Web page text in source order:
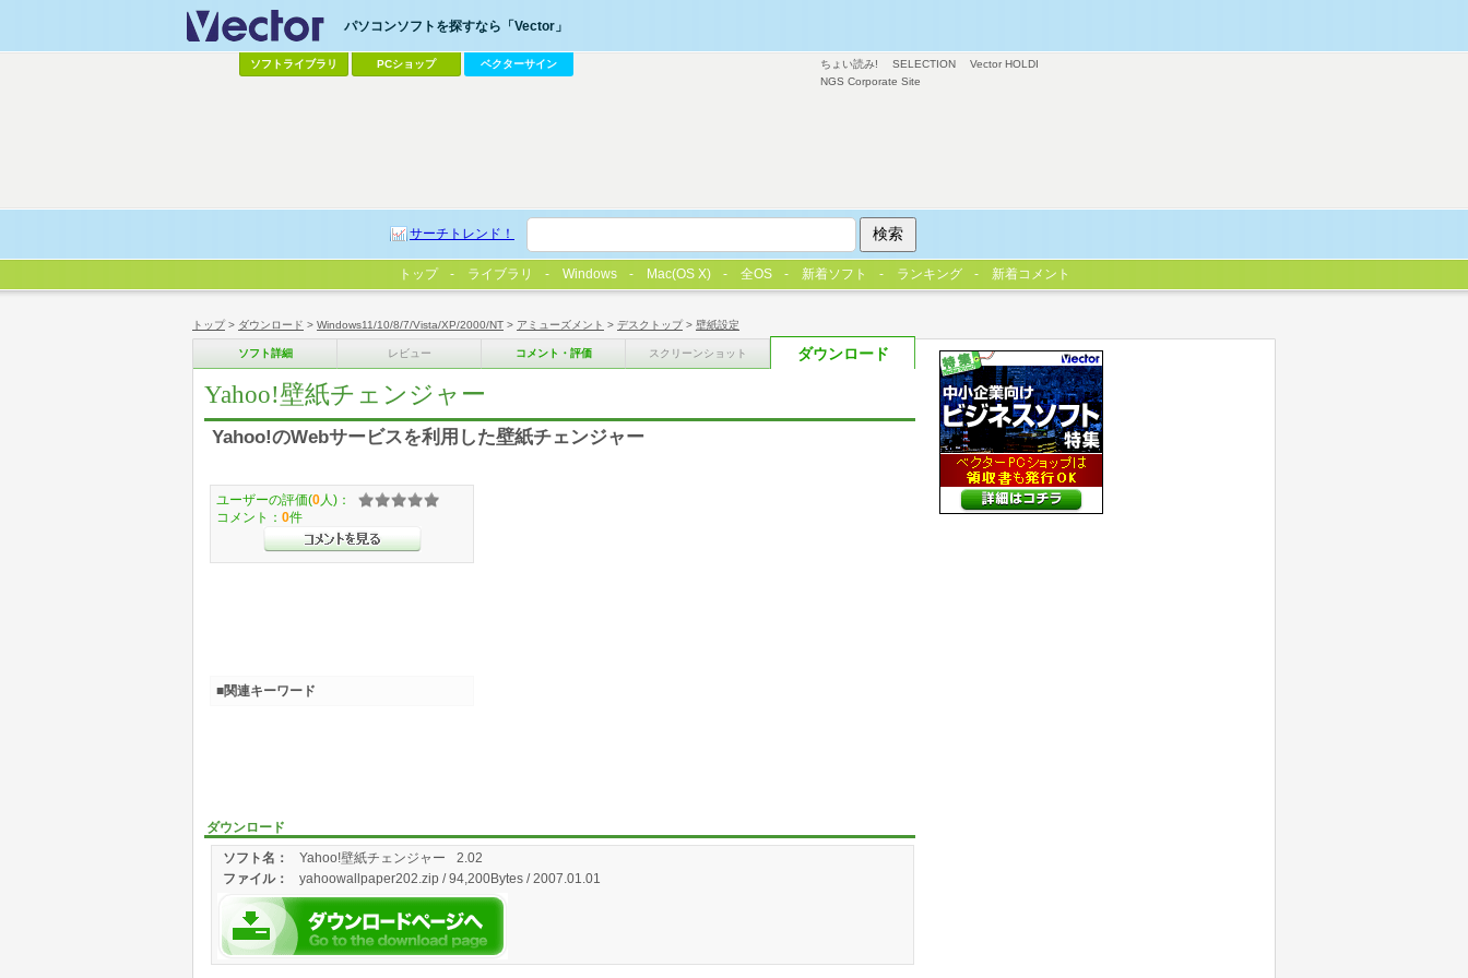
トップ> ダウンロード > Windows11/10/8/7/Vista/XP/2000/NT > アミューズメント > デスクトップ> 壁紙設定
ソフト詳細 レビュー コメント・評価 スクリーンショット ダウンロード
Yahoo!壁紙チェンジャー
Yahoo!のWebサービスを利用した壁紙チェンジャー
ダウンロード
ソフト名：
Yahoo!壁紙チェンジャー 2.02
ファイル： yahoowallpaper202.zip / 94,200Bytes / 2007.01.01
ユーザーの評価(0 人)：
コメント： 0件
■関連キーワード
ちょい読み! SELECTION
Vector HOLDI
NGS Corporate Site
パソコンソフトを探すなら「Vector」
ソフトライブラリ PCショップ ベクターサイン
サーチトレンド！
トップ ライブラリ Windows Mac(OS X) 全OS 新着ソフト ランキング 新着コメント